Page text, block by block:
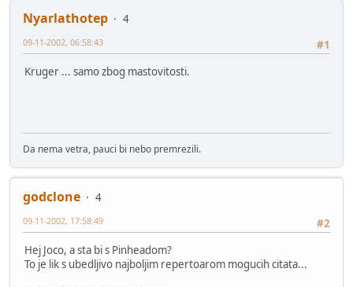
Nyarlathotep
4
#1
09-11-2002, 06:58:43
Kruger ... samo zbog mastovitosti.
Da nema vetra, pauci bi nebo premrezili.
godclone
4
#2
09-11-2002, 17:58:49
Hej Joco, a sta bi s Pinheadom?
To je lik s ubedljivo najboljim repertoarom mogucih citata...